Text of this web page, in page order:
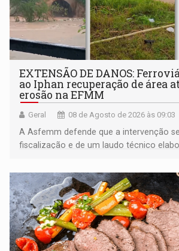
EXTENSÃO DE DANOS:
ao Iphan recuperação de área
erosão na EFMM
Geral 08 de Agosto de 2026 às 09:03
A Asfemm defende que a intervenção
fiscalização e de um laudo técnico